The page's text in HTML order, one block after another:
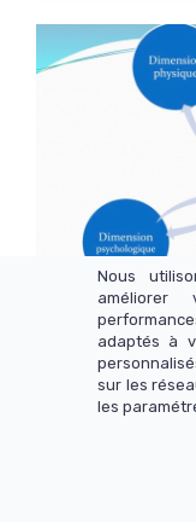
La
Nous
améliorer
adaptés à
sur les
les